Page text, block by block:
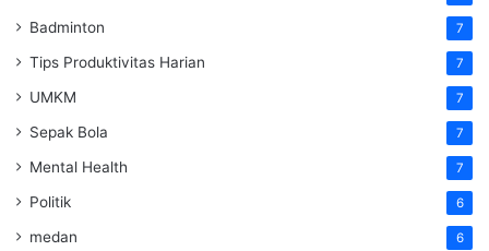
Badminton 7
Tips Produktivitas Harian 7
UMKM 7
Sepak Bola 7
Mental Health 7
Politik 6
medan 6